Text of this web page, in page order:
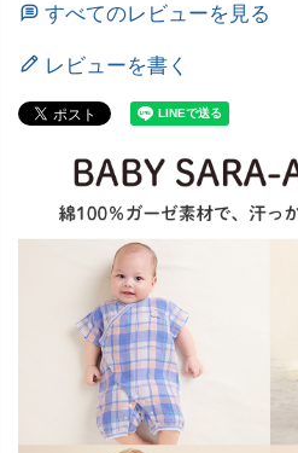
すべてのレビューを見る
レビューを書く